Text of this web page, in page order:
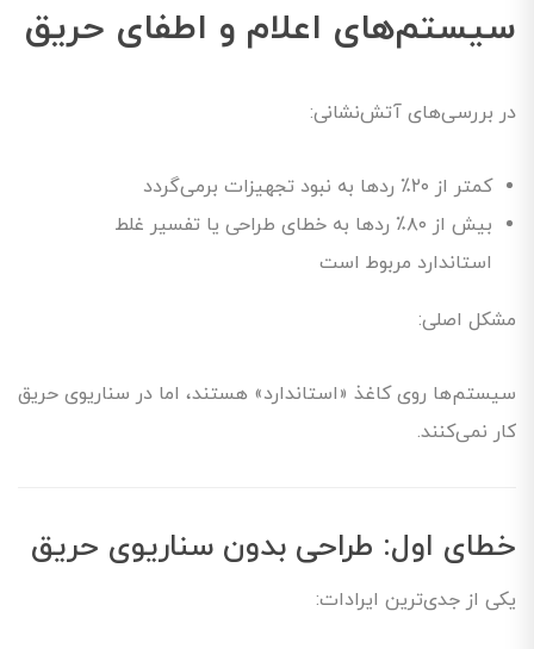
سیستم‌های اعلام و اطفای حریق
در بررسی‌های آتش‌نشانی:
کمتر از ۲۰٪ ردها به نبود تجهیزات برمی‌گردد
بیش از ۸۰٪ ردها به خطای طراحی یا تفسیر غلط
استاندارد مربوط است
مشکل اصلی:
سیستم‌ها روی کاغذ «استاندارد» هستند، اما در سناریوی حریق
کار نمی‌کنند.
خطای اول: طراحی بدون سناریوی حریق
یکی از جدی‌ترین ایرادات: